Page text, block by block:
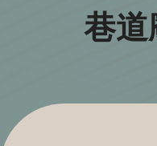
巷道